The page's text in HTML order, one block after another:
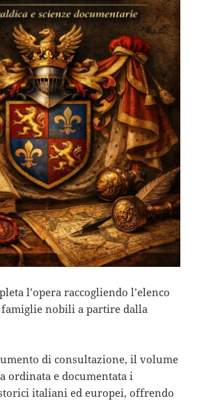
l’opera raccogliendo l’elenco
famiglie nobili a partire dalla
di consultazione, il volume
ordinata e documentata i
italiani ed europei, offrendo